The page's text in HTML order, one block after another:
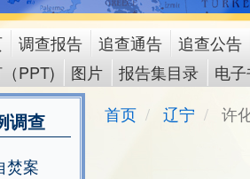
调查报告 追查通告 追查公告
PPT)
图片 报告集目录 电
调查
焚案
首页 辽宁 许